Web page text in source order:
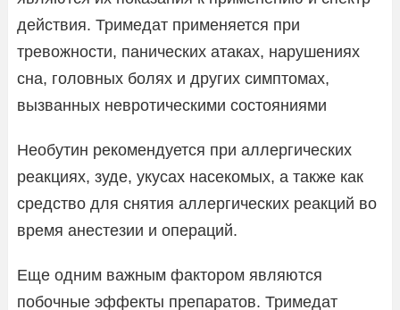
действия. Тримедат применяется при
тревожности, панических атаках, нарушениях
сна, головных болях и других симптомах,
вызванных невротическими состояниями
Необутин рекомендуется при аллергических
реакциях, зуде, укусах насекомых, а также как
средство для снятия аллергических реакций во
время анестезии и операций.
Еще одним важным фактором являются
побочные эффекты препаратов. Тримедат